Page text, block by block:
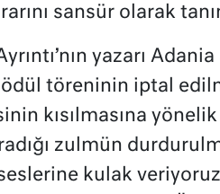
sansür olarak
yazarı
ödül töreninin iptal
kısılmasına
zulmün
kulak